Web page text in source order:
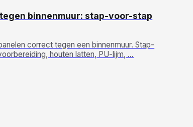
tegen binnenmuur: stap-voor-stap
correct tegen een binnenmuur. Stap-
houten latten, PU-lijm, …